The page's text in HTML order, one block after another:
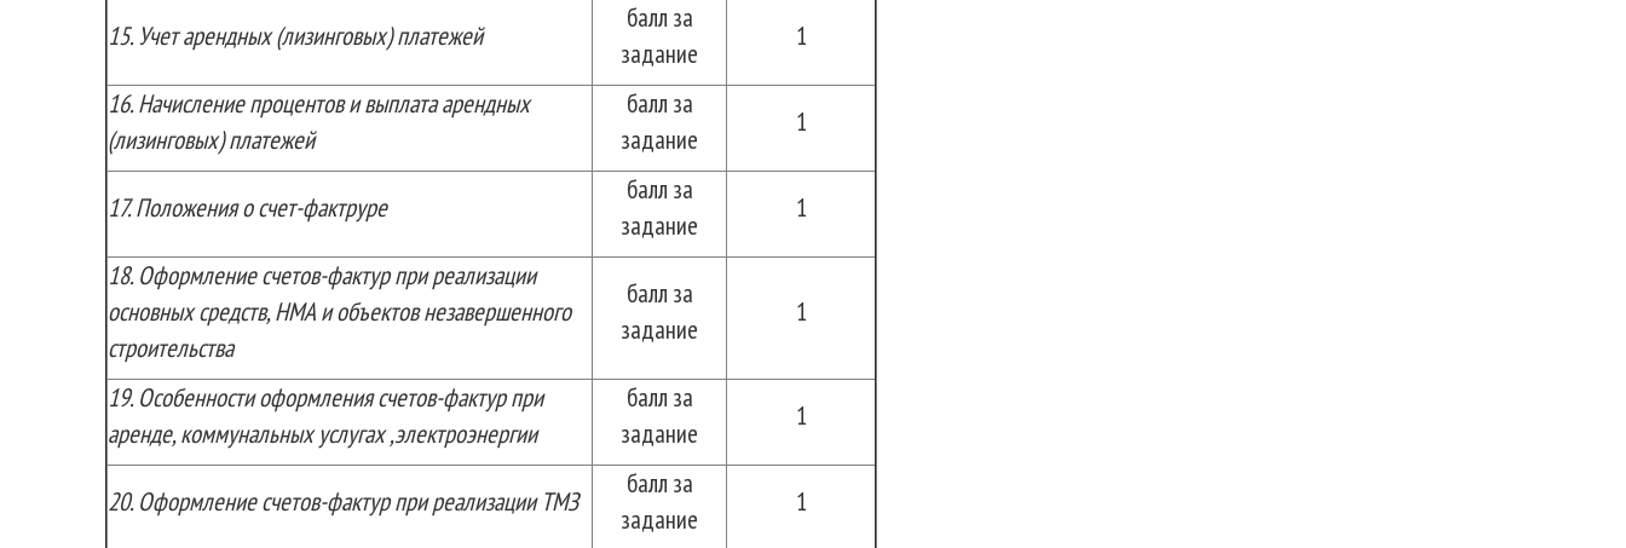
15.Учет арендных (лизинговых) платежей
балл за
задание
1
16.Начисление процентов и выплата арендных
(лизинговых) платежей
балл за
задание
1
17.Положения о счет-фактруре
балл за
задание
1
18.Оформление счетов-фактур при реализации
основных средств, НМА и объектов незавершенного
строительства
балл за
задание
1
19.Особенности оформления счетов-фактур при
аренде, коммунальных услугах ,электроэнергии
балл за
задание
1
20.Оформление счетов-фактур при реализации ТМЗ
балл за
задание
1